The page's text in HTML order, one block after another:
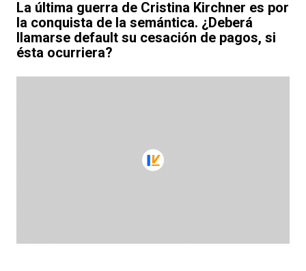
La última guerra de Cristina Kirchner es por
la conquista de la semántica. ¿Deberá
llamarse default su cesación de pagos, si
ésta ocurriera?